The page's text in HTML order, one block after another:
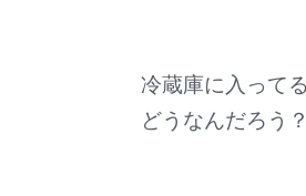
冷蔵庫に入って
どうなんだろう